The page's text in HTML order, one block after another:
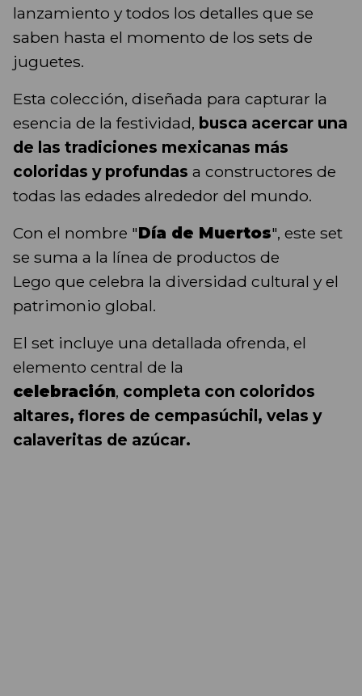
lanzamiento y todos los detalles que se
saben hasta el momento de los sets de
juguetes.
Esta colección, diseñada para capturar la
esencia de la festividad, busca acercar una
de las tradiciones mexicanas más
coloridas y profundas a constructores de
todas las edades alrededor del mundo.
Con el nombre "Día de Muertos", este set
se suma a la línea de productos de
Lego que celebra la diversidad cultural y el
patrimonio global.
El set incluye una detallada ofrenda, el
elemento central de la
celebración, completa con coloridos
altares, flores de cempasúchil, velas y
calaveritas de azúcar.